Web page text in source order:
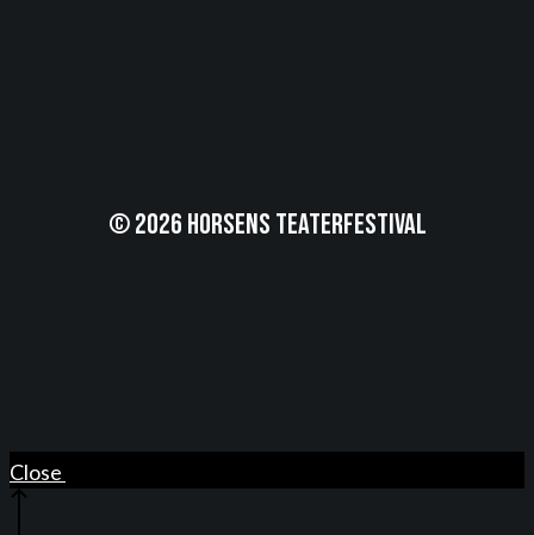
© 2026 Horsens Teaterfestival
Close